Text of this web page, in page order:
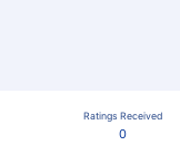
Ratings Received
0